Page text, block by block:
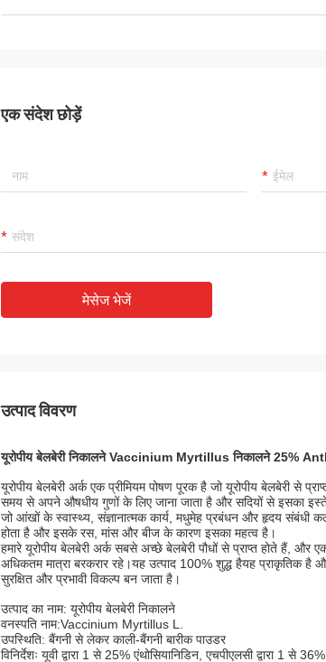
एक संदेश छोड़ें
मेसेज भेजें
उत्पाद विवरण
यूरोपीय बेलबेरी निकालने Vaccinium Myrtillus निकालने 25%
यूरोपीय बेलबेरी अर्क एक प्रीमियम पोषण पूरक है जो यूरोपीय बेलबेरी से
समय से अपने औषधीय गुणों के लिए जाना जाता है और सदियों से इसका
जो आंखों के स्वास्थ्य, संज्ञानात्मक कार्य, मधुमेह प्रबंधन और हृदय संबंधी
होता है और इसके रस, मांस और बीज के कारण इसका महत्व है।
हमारे यूरोपीय बेलबेरी अर्क सबसे अच्छे बेलबेरी पौधों से प्राप्त होते हैं, और
अधिकतम मात्रा बरकरार रहे।यह उत्पाद 100% शुद्ध हैयह प्राकृतिक
सुरक्षित और प्रभावी विकल्प बन जाता है।
उत्पाद का नाम: यूरोपीय बेलबेरी निकालने
वनस्पति नाम:Vaccinium Myrtillus L.
उपस्थिति: बैंगनी से लेकर काली-बैंगनी बारीक पाउडर
विनिर्देशः यूवी द्वारा 1 से 25% एंथोसियानिडिन, एचपीएलसी द्वारा 1